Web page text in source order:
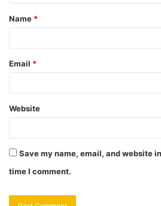
Name *
Email *
Website
Save my name, email, and website
time I comment.